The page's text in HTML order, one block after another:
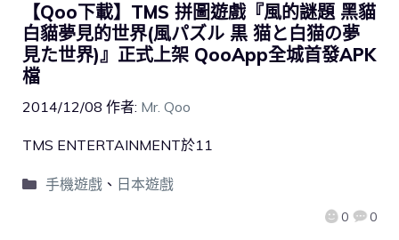
【Qoo下載】TMS 拼圖遊戲『風的謎題 黑貓
白貓夢見的世界(風パズル 黒 猫と白猫の夢
見た世界)』正式上架 QooApp全城首發APK
檔
2014/12/08 作者: Mr. Qoo
0 0
TMS ENTERTAINMENT於11
手機遊戲、 日本遊戲